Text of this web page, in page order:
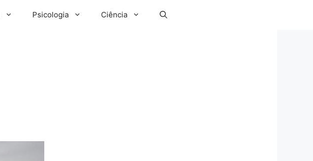
Psicologia Ciência